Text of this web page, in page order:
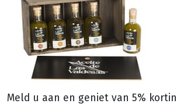
Meld u aan en geniet van 5%